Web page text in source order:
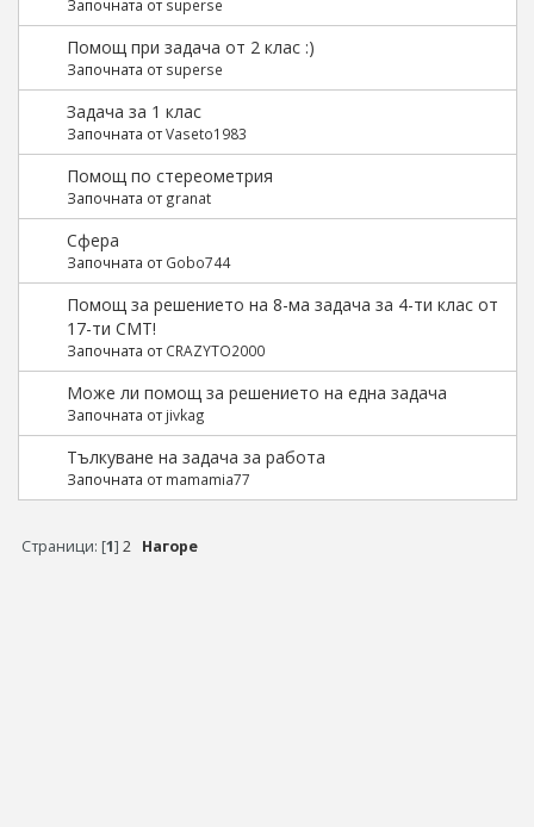
Започната от superse
Помощ при задача от 2 клас :)
Започната от superse
Задача за 1 клас
Започната отVaseto1983
Помощ по стереометрия
Започната от granat
Сфера
Започната от Gobo744
Помощ за решението на 8-ма задача за 4-ти клас от
17-ти СМТ!
Започната от CRAZYTO2000
Може ли помощ за решението на една задача
Започната от jivkag
Tълкуване на задача за работа
Започната от mamamia77
Страници: [1] 2 Нагоре